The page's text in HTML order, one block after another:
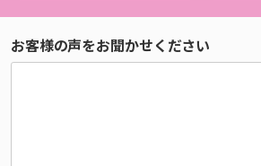
お客様の声をお聞かせください